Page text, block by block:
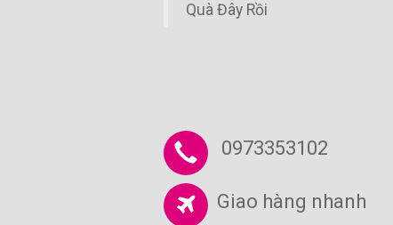
Quà Đây Rồi
0973353102
Giao hàng nhanh